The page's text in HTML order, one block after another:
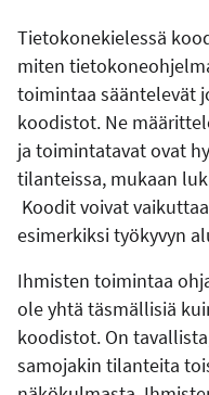
Tietokonekielessä
miten
toimintaa sääntelevät
koodistot. Ne
ja toimintatavat ovat
tilanteissa, mukaan
Koodit voivat
esimerkiksi työkyvyn
Ihmisten toimintaa
ole yhtä täsmällisiä
koodistot. On
samojakin tilanteita